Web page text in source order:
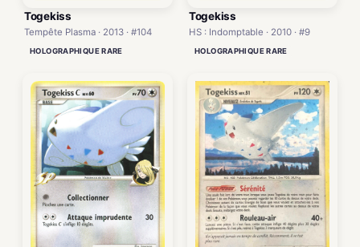
Togekiss
Tempête Plasma · 2013 · #104
HOLOGRAPHIQUE RARE
Togekiss
HS : Indomptable · 2010 · #9
HOLOGRAPHIQUE RARE